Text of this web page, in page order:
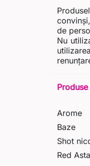
de
Nu
Produse
Arome
Baze
Shot
Red